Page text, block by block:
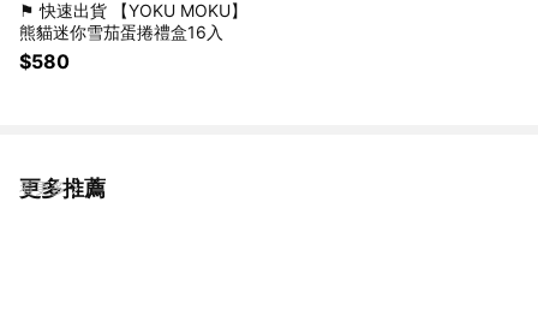
⚑ 快速出貨 【YOKU MOKU】
熊貓迷你雪茄蛋捲禮盒16入
$580
更多推薦
看更多